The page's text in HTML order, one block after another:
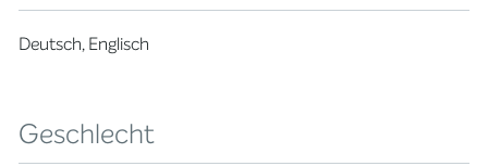
Deutsch, Englisch
Geschlecht